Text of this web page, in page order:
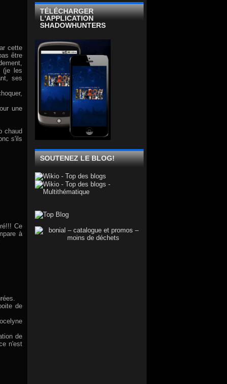
cette
être
(je les
ses
une
chaud
s'ils
Ce
à
de
de
n'est
TÉLÉCHARGER
L'APPLICATION
SHADOWHUNTERS
SOUTENEZ LE BLOG!